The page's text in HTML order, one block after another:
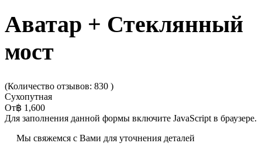
Аватар + Стеклянный
мост
(Количество отзывов: 830 )
Сухопутная
От฿ 1,600
Для заполнения данной формы включите JavaScript в браузере.
Мы свяжемся с Вами для уточнения деталей